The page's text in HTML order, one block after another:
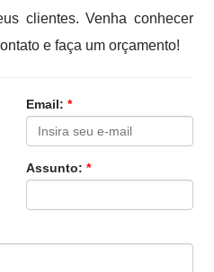
clientes. Venha conhecer
e faça um orçamento!
Email: *
Assunto: *